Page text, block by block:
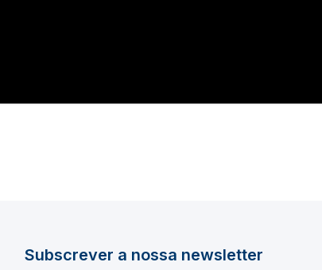
Subscrever a nossa newsletter